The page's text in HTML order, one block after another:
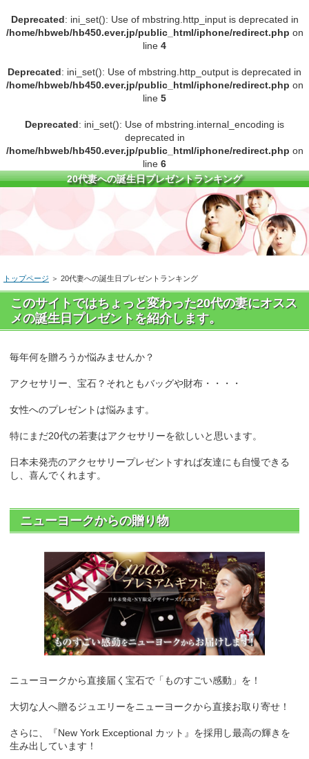
Deprecated: ini_set(): Use of mbstring.http_input is deprecated in
/home/hbweb/hb450.ever.jp/public_html/iphone/redirect.php on
line 4
Deprecated: ini_set(): Use of mbstring.http_output is deprecated in
/home/hbweb/hb450.ever.jp/public_html/iphone/redirect.php on
line 5
Deprecated: ini_set(): Use of mbstring.internal_encoding is
deprecated in
/home/hbweb/hb450.ever.jp/public_html/iphone/redirect.php on
line 6
20代妻への誕生日プレゼントランキング
トップページ ＞ 20代妻への誕生日プレゼントランキング
このサイトではちょっと変わった20代の妻にオスス
メの誕生日プレゼントを紹介します。
毎年何を贈ろうか悩みませんか？
アクセサリー、宝石？それともバッグや財布・・・・
女性へのプレゼントは悩みます。
特にまだ20代の若妻はアクセサリーを欲しいと思います。
日本未発売のアクセサリープレゼントすれば友達にも自慢できる
し、喜んでくれます。
ニューヨークからの贈り物
ニューヨークから直接届く宝石で「ものすごい感動」を！
大切な人へ贈るジュエリーをニューヨークから直接お取り寄せ！
さらに、『New York Exceptional カット』を採用し最高の輝きを
生み出しています！